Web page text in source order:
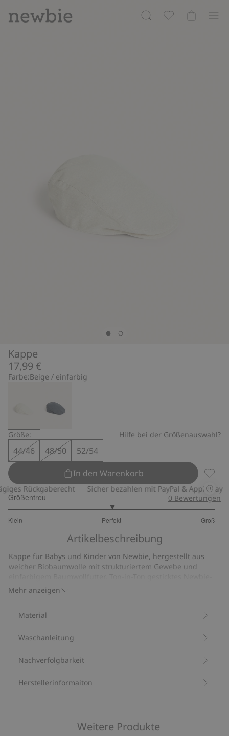
Kappe
17,99 €
Farbe:Beige / einfarbig
Größe: Hilfe bei der Größenauswahl?
44/46 48/50
52/54
In den Warenkorb
Rückgaberecht Sicher bezahlen mit PayPal & Apple Pay
Größentreu
Klein Perfekt Groß
von
9
Bewertungen
0 Bewertungen
Artikelbeschreibung
Mehr anzeigen
Kappe für Babys und Kinder von Newbie, hergestellt aus
weicher Biobaumwolle mit strukturiertem Gewebe und
Logo und elastische Rückseite für eine bequeme Passform.
Aus 100 % Biobaumwolle.
Bio-Baumwolle
Material
Waschanleitung
Nachverfolgbarkeit
Herstellerinformaiton
Weitere Produkte